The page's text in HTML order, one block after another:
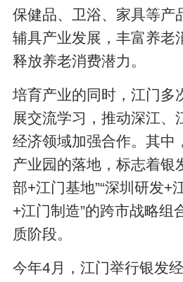
保健品、卫浴、家具等产
辅具产业发展，丰富养老
释放养老消费潜力。
培育产业的同时，江门多
展交流学习，推动深江、
经济领域加强合作。其中
产业园的落地，标志着银
部+江门基地”“深圳研发+
+江门制造”的跨市战略组
质阶段。
今年4月，江门举行银发